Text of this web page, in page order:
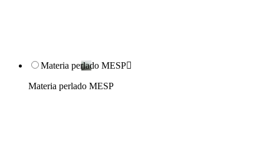
Materia perlado MESP
Materia perlado MESP